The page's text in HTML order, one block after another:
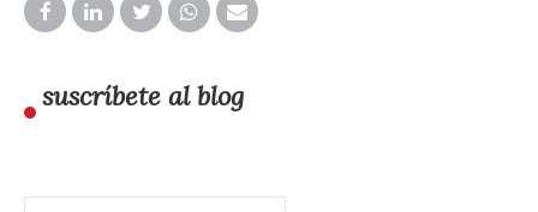
suscríbete al blog